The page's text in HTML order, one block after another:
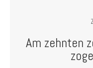
Am zehnten